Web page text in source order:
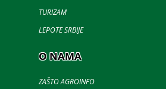
TURIZAM
LEPOTE SRBIJE
O NAMA
ZAŠTO AGROINFO